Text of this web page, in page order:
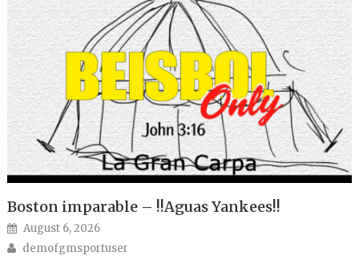
Boston imparable – !!Aguas Yankees!!
Posted on
August 6, 2026
Author
demofgmsportuser